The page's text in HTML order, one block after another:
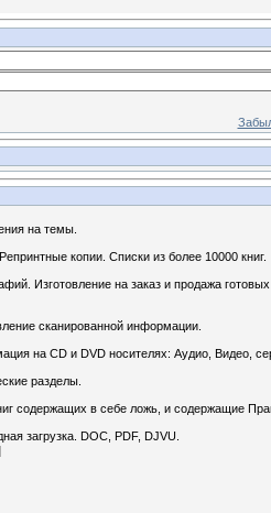
на темы.
копии. Списки из более 10000 книг.
Изготовление на заказ и продажа
сканированной информации.
на CD и DVD носителях: Аудио, Видео,
разделы.
содержащих в себе ложь, и содержащие
загрузка. DOC, PDF, DJVU.